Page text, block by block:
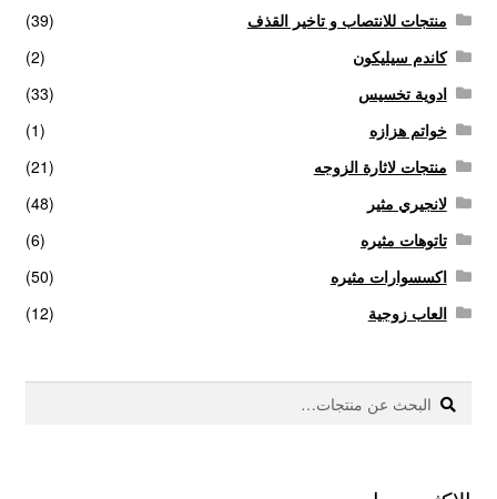
منتجات للانتصاب و تاخير القذف
(39)
كاندم سيليكون
(2)
ادوية تخسيس
(33)
خواتم هزازه
(1)
منتجات لاثارة الزوجه
(21)
لانجيري مثير
(48)
تاتوهات مثيره
(6)
اكسسوارات مثيره
(50)
العاب زوجية
(12)
البحث
عن:
بحث